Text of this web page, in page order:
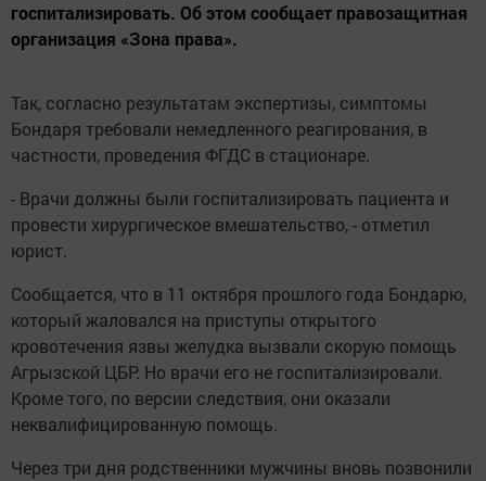
госпитализировать. Об этом сообщает правозащитная
организация «Зона права».
Так, согласно результатам экспертизы, симптомы
Бондаря требовали немедленного реагирования, в
частности, проведения ФГДС в стационаре.
- Врачи должны были госпитализировать пациента и
провести хирургическое вмешательство, - отметил
юрист.
Сообщается, что в 11 октября прошлого года Бондарю,
который жаловался на приступы открытого
кровотечения язвы желудка вызвали скорую помощь
Агрызской ЦБР. Но врачи его не госпитализировали.
Кроме того, по версии следствия, они оказали
неквалифицированную помощь.
Через три дня родственники мужчины вновь позвонили